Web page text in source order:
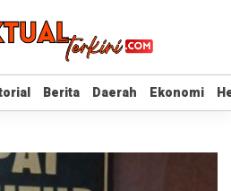
Berita Daerah Ekonomi
Berita Daerah Ekonomi